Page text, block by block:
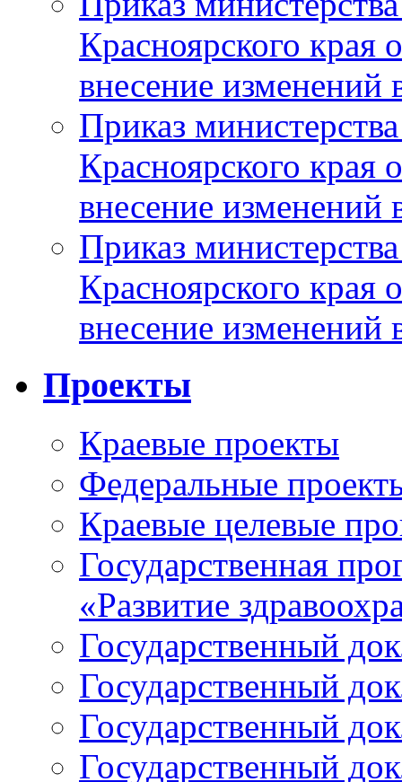
Красноярского
внесение изменений
Приказ
Красноярского
внесение изменений
Приказ
Красноярского
внесение изменений
Проекты
Краевые проекты
Федеральные
Краевые целевые
Государственная
«Развитие
Государственный
Государственный
Государственный
Государственный